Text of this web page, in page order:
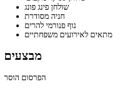
שולחן פינג פונג
חניה מסודרת
נוף פנורמי להרים
מתאים לאירועים משפחתיים
מבצעים
הפרסום הוסר